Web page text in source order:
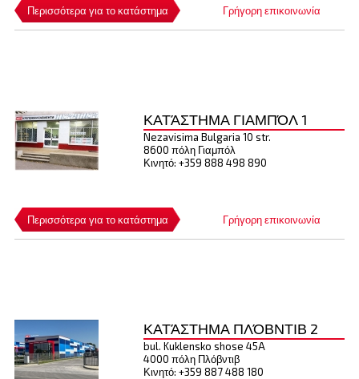
Περισσότερα για το κατάστημα Γρήγορη επικοινωνία
Περισσότερα για το κατάστημα Γρήγορη επικοινωνία
ΚΑΤΆΣΤΗΜΑ ΓΙΑΜΠΌΛ 1
Nezavisima Bulgaria 10 str.
8600 πόλη Γιαμπόλ
Κινητό: +359 888 498 890
ΚΑΤΆΣΤΗΜΑ ΠΛΌΒΝΤΙΒ 2
bul. Kuklensko shose 45A
4000 πόλη Πλόβντιβ
Κινητό: +359 887 488 180